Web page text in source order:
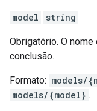
model string
Obrigatório. O nome
conclusão.
Formato: models/
models/{model} .